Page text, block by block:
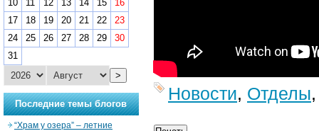
Новости, Отделы
10
11 12 13 14 15
16
17
18 19 20 21 22
23
24
25 26 27 28 29
30
31
>
Последние темы блогов
“Храм у озера” – летние